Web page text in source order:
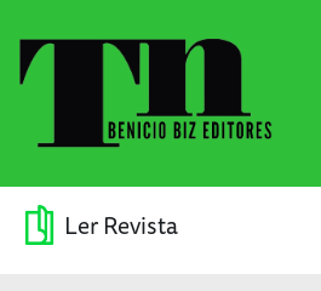
Ler Revista